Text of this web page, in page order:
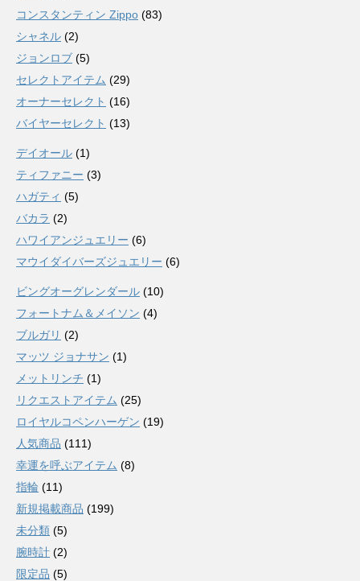
コンスタンティン Zippo (83)
シャネル (2)
ジョンロブ (5)
セレクトアイテム (29)
オーナーセレクト (16)
バイヤーセレクト (13)
デイオール (1)
ティファニー (3)
ハガティ (5)
バカラ (2)
ハワイアンジュエリー (6)
マウイダイバーズジュエリー (6)
ビングオーグレンダール (10)
フォートナム＆メイソン (4)
ブルガリ (2)
マッツ ジョナサン (1)
メットリンチ (1)
リクエストアイテム (25)
ロイヤルコペンハーゲン (19)
人気商品 (111)
幸運を呼ぶアイテム (8)
指輪 (11)
新規掲載商品 (199)
未分類 (5)
腕時計 (2)
限定品 (5)